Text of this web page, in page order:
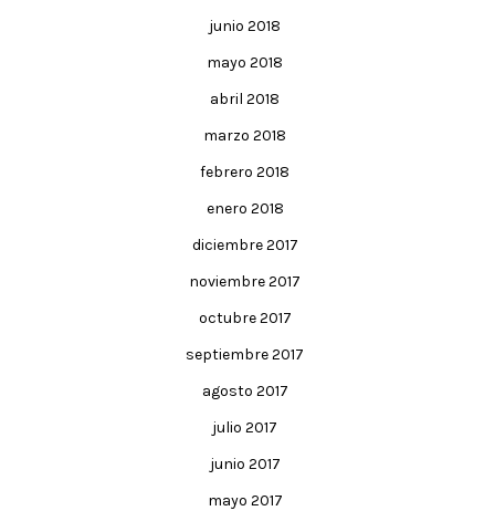
junio 2018
mayo 2018
abril 2018
marzo 2018
febrero 2018
enero 2018
diciembre 2017
noviembre 2017
octubre 2017
septiembre 2017
agosto 2017
julio 2017
junio 2017
mayo 2017